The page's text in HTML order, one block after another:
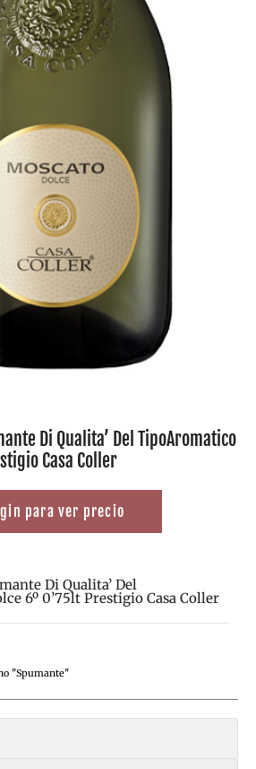
Di Qualita’ Del TipoAromatico
Casa Coller
para ver precio
Di Qualita’ Del
6º 0’75lt Prestigio Casa Coller
"Spumante"